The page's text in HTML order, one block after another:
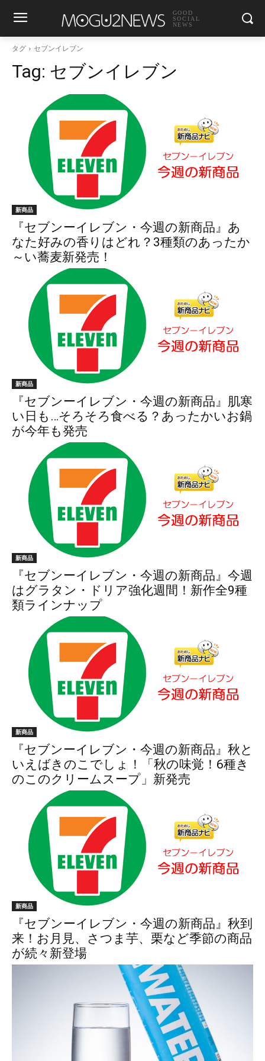
GOOD
SOCIAL
NEWS
タグ セブンイレブン
Tag: セブンイレブン
新商品
『セブンーイレブン・今週の新商品』あ
なた好みの香りはどれ？3種類のあったか
～い蕎麦新発売！
新商品
『セブンーイレブン・今週の新商品』肌寒
い日も…そろそろ食べる？あったかいお鍋
が今年も発売
新商品
『セブンーイレブン・今週の新商品』今週
はグラタン・ドリア強化週間！新作全9種
類ラインナップ
新商品
『セブンーイレブン・今週の新商品』秋と
いえばきのこでしょ！「秋の味覚！6種き
のこのクリームスープ」新発売
新商品
『セブンーイレブン・今週の新商品』秋到
来！お月見、さつま芋、栗など季節の商品
が続々新登場